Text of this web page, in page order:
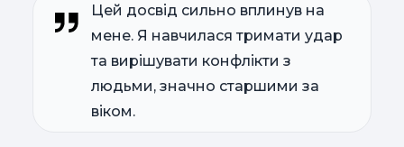
Цей досвід сильно вплинув на
мене. Я навчилася тримати удар
та вирішувати конфлікти з
людьми, значно старшими за
віком.